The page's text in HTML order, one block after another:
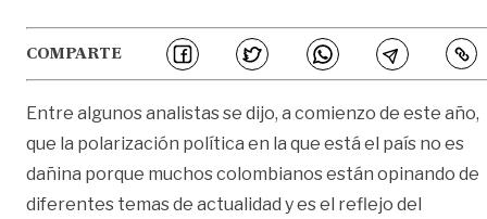
COMPARTE
Entre algunos analistas se dijo, a comienzo de este año,
que la polarización política en la que está el país no es
dañina porque muchos colombianos están opinando de
diferentes temas de actualidad y es el reflejo del